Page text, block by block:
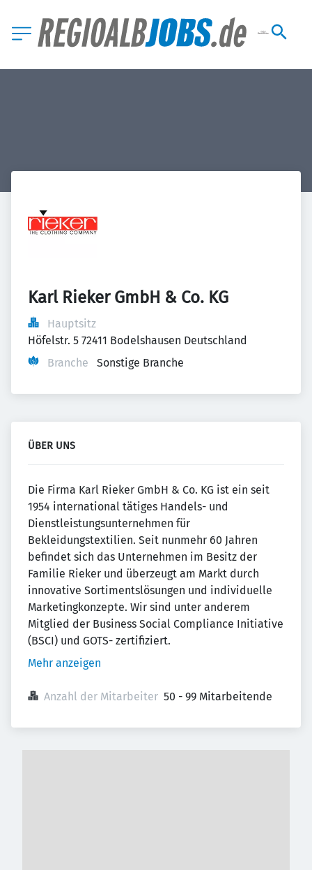
Karl Rieker GmbH & Co. KG
Hauptsitz
Höfelstr. 5 72411 Bodelshausen Deutschland
Branche
Sonstige Branche
ÜBER UNS
Die Firma Karl Rieker GmbH & Co. KG ist ein seit
1954 international tätiges Handels- und
Dienstleistungsunternehmen für
Bekleidungstextilien. Seit nunmehr 60 Jahren
befindet sich das Unternehmen im Besitz der
Familie Rieker und überzeugt am Markt durch
innovative Sortimentslösungen und individuelle
Marketingkonzepte. Wir sind unter anderem
Mitglied der Business Social Compliance Initiative
(BSCI) und GOTS- zertifiziert.
Mehr anzeigen
Anzahl der Mitarbeiter 50 - 99 Mitarbeitende